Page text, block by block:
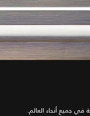
في جميع أنحاء العالم.